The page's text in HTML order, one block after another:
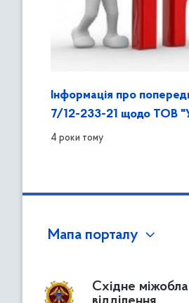
Інформація про
7/12-233-21 щодо ТОВ
4 роки тому
Мапа порталу
Східне